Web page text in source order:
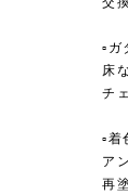
▫︎ガ
床
チ
▫︎着
ア
再